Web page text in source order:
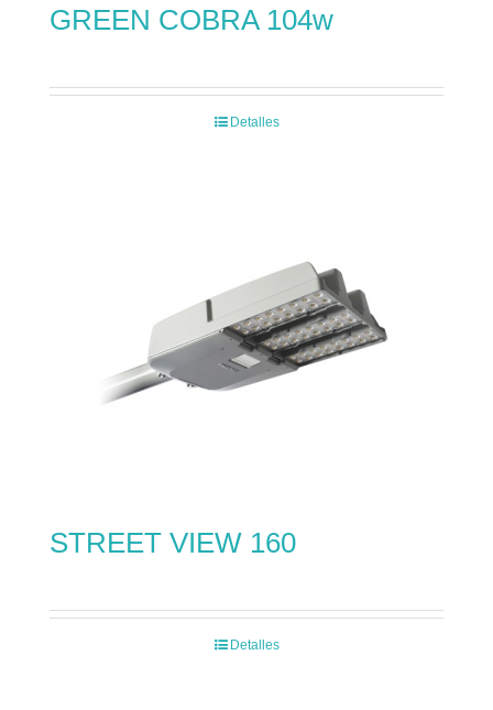
GREEN COBRA 104w
Detalles
STREET VIEW 160
Detalles